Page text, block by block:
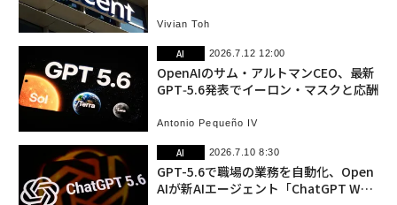
Vivian Toh
AI 2026.7.12 12:00
OpenAIのサム・アルトマンCEO、最新
GPT‑5.6発表でイーロン・マスクと応酬
Antonio Pequeño IV
AI 2026.7.10 8:30
GPT-5.6で職場の業務を自動化、Open
AIが新AIエージェント「ChatGPT Wor